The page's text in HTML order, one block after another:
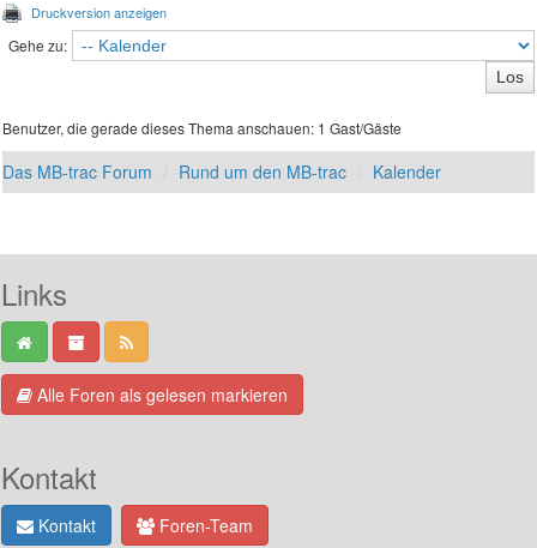
Druckversion anzeigen
Gehe zu:
Benutzer, die gerade dieses Thema anschauen: 1 Gast/Gäste
Das MB-trac Forum Rund um den MB-trac Kalender
Links
Alle Foren als gelesen markieren
Kontakt
Kontakt Foren-Team